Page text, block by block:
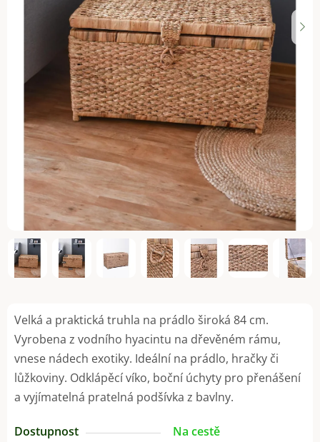
Velká a praktická truhla na prádlo široká 84 cm.
Vyrobena z vodního hyacintu na dřevěném rámu,
vnese nádech exotiky. Ideální na prádlo, hračky či
lůžkoviny. Odklápěcí víko, boční úchyty pro přenášení
a vyjímatelná pratelná podšívka z bavlny.
Dostupnost
Na cestě